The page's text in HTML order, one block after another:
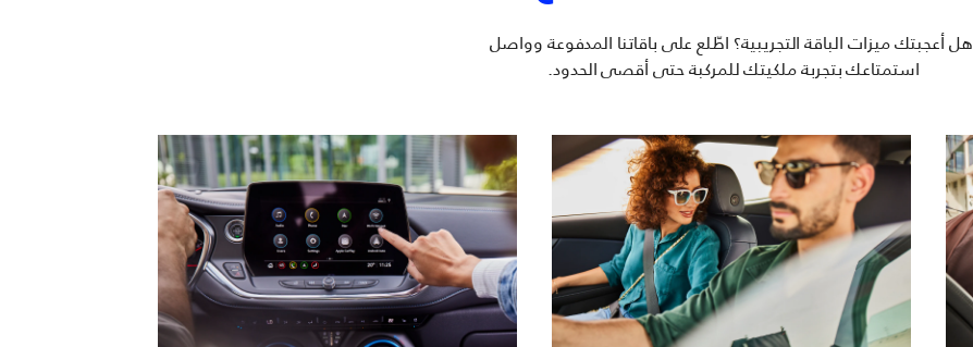
هل أعجبتك ميزات الباقة التجريبية؟ اطّلع على باقاتنا المدفوعة وواصل
استمتاعك بتجربة ملكيتك للمركبة حتى أقصى الحدود.